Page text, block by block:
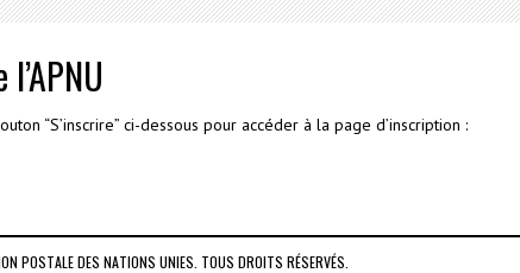
“S’inscrire” ci-dessous pour accéder à la page d’inscription :
POSTALE DES NATIONS UNIES. TOUS DROITS RÉSERVÉS.